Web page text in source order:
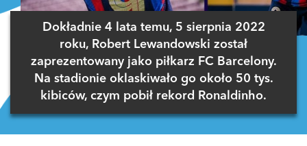
Dokładnie 4 lata temu, 5 sierpnia 2022
roku, Robert Lewandowski został
zaprezentowany jako piłkarz FC Barcelony.
Na stadionie oklaskiwało go około 50 tys.
kibiców, czym pobił rekord Ronaldinho.